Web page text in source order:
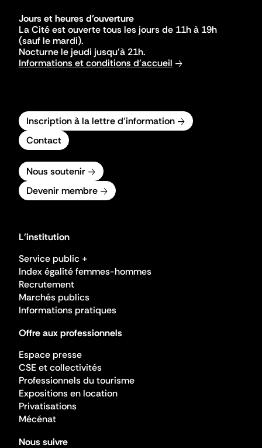
Jours et heures d'ouverture
La Cité est ouverte tous les jours de 11h à 19h
(sauf le mardi).
Nocturne le jeudi jusqu'à 21h.
Informations et conditions d'accueil
Inscription à la lettre d'information
Contact
Nous soutenir
Devenir membre
L'institution
Service public +
Index égalité femmes-hommes
Recrutement
Marchés publics
Informations pratiques
Offre aux professionnels
Espace presse
CSE et collectivités
Professionnels du tourisme
Expositions en location
Privatisations
Mécénat
Nous suivre